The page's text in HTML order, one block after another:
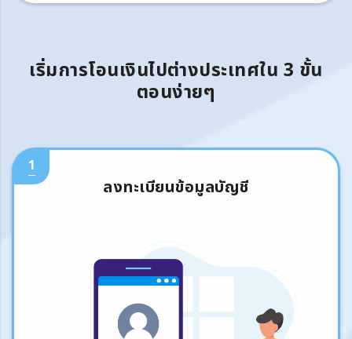
เริ่มการโอนเงินไปต่างประเทศใน 3 ขั้น
ตอนง่ายๆ
1
ลงทะเบียนข้อมูลบัญชี